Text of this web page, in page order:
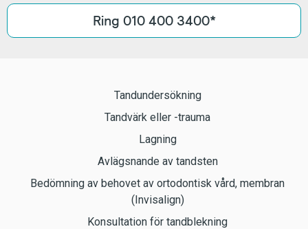
Ring 010 400 3400*
Tandundersökning
Tandvärk eller -trauma
Lagning
Avlägsnande av tandsten
Bedömning av behovet av ortodontisk vård, membran
(Invisalign)
Konsultation för tandblekning